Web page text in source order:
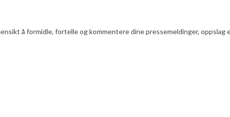
å formidle, fortelle og kommentere dine pressemeldinger,